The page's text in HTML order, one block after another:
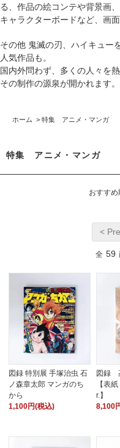
る、作品の絵コンテや背景画、
キャラクターボードなど、画
その他 鬼滅の刃、ハイキュー
人気作品も。
国内外問わず、多くの人々を
その制作の源泉が開かれます。
ホーム > 特集 アニメ・マンガ
特集 アニメ・マンガ
おすすめ
<
全 59
図録 特別展 手塚治虫 石
ノ森章太郎 マンガのち
から
1,100円(税込)
図録
【表
r.】
8,100